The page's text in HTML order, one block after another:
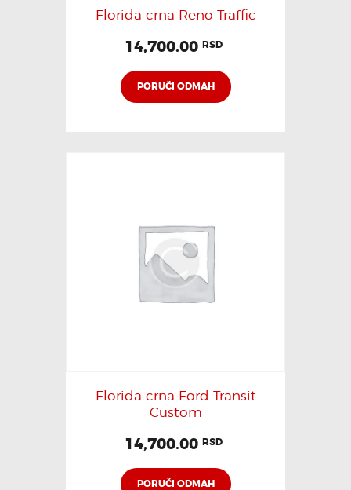
Florida crna Reno Traffic
14,700.00 RSD
PORUČI ODMAH
Florida crna Ford Transit
Custom
14,700.00 RSD
PORUČI ODMAH